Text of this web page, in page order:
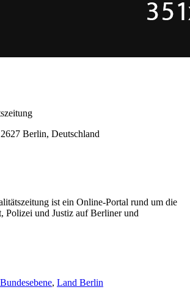
Berlin, Deutschland
ist ein Online-Portal rund um die
Polizei und Justiz auf Berliner und
Bundesebene, Land Berlin